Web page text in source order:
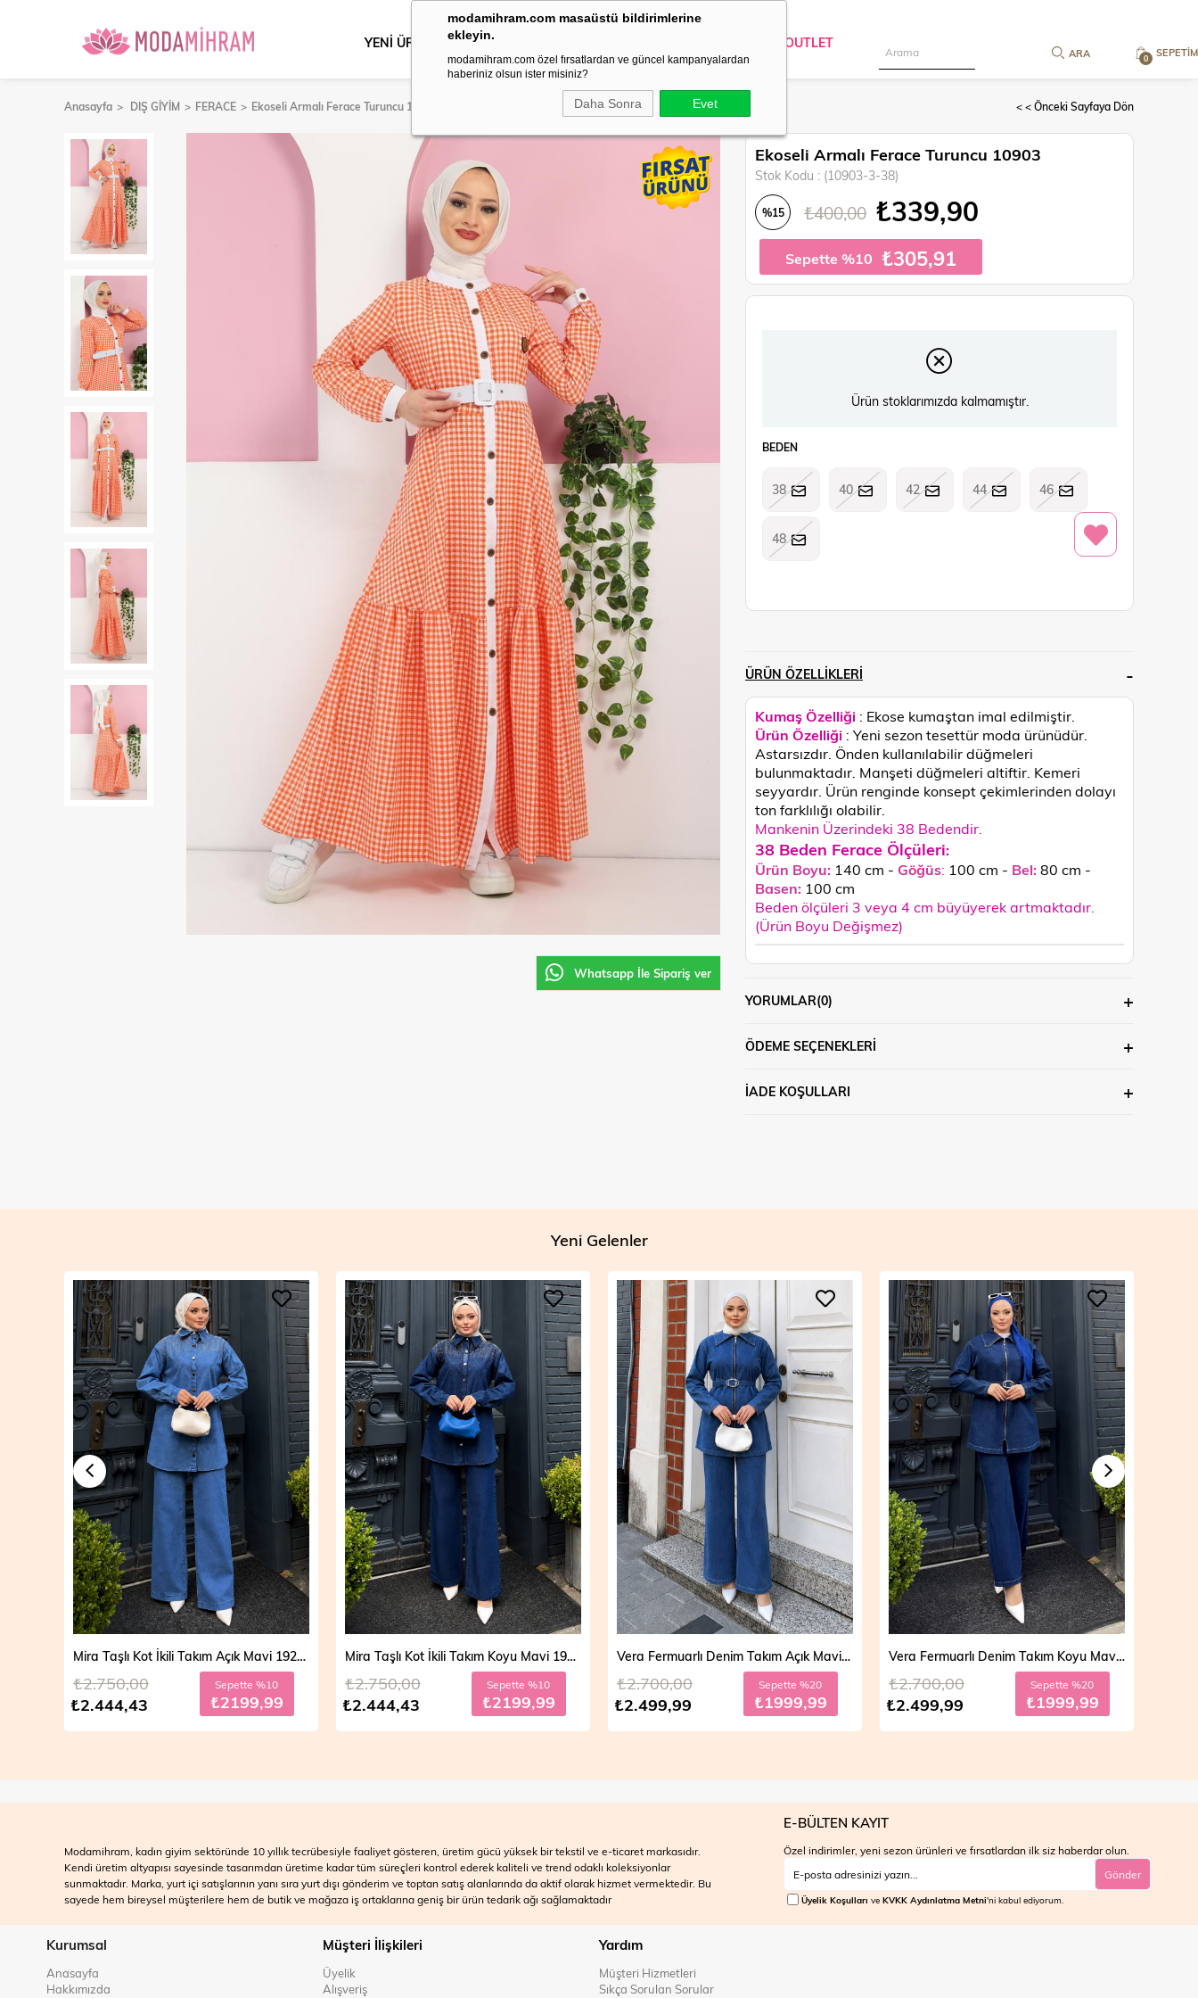
modamihram.com masaüstü bildirimlerine
ekleyin.
modamihram.com özel fırsatlardan ve güncel kampanyalardan
haberiniz olsun ister misiniz?
Daha Sonra Evet
SEPETIM
0
YENİ ÜRÜNLER DIŞ GİYİM OUTLET
Anasayfa DIŞ GİYİM FERACE Ekoseli Armalı Ferace Turuncu 10903 < < Önceki Sayfaya Dön
Whatsapp İle Sipariş ver
Ekoseli Armalı Ferace Turuncu 10903
Stok Kodu (10903-3-38)
%15 ₺400,00 ₺339,90
Sepette %10 ₺305,91
Ürün stoklarımızda kalmamıştır.
BEDEN
38 40 42 44 46
48
ÜRÜN ÖZELLIKLERI
Kumaş Özelliği : Ekose kumaştan imal edilmiştir.
Ürün Özelliği : Yeni sezon tesettür moda ürünüdür.
Astarsızdır. Önden kullanılabilir düğmeleri
bulunmaktadır. Manşeti düğmeleri altiftir. Kemeri
seyyardır. Ürün renginde konsept çekimlerinden dolayı
ton farklılığı olabilir.
Mankenin Üzerindeki 38 Bedendir.
38 Beden Ferace Ölçüleri:
Ürün Boyu: 140 cm - Göğüs: 100 cm - Bel:80 cm -
Basen: 100 cm
Beden ölçüleri 3 veya 4 cm büyüyerek artmaktadır.
(Ürün Boyu Değişmez)
YORUMLAR(0)
ÖDEME SEÇENEKLERI
İADE KOŞULLARI
Yeni Gelenler
Mira Taşlı Kot İkili Takım Koyu Mavi 19286
₺2.444,43
₺2.750,00 Sepette %10
₺2199,99
Vera Fermuarlı Denim Takım Açık Mavi 19298
₺2.499,99
₺2.700,00 Sepette %20
₺1999,99
Vera Fermuarlı Denim Takım Koyu Mavi 19298
₺2.499,99
₺2.700,00 Sepette %20
₺1999,99
Mila Çift Düğmeli Kot Trençkot Açık Mavi 19290
₺3.999,99
₺4.700,00 Sepette %30
₺2799,99
Modamihram, kadın giyim sektöründe 10 yıllık tecrübesiyle faaliyet gösteren, üretim gücü yüksek bir tekstil ve e-ticaret markasıdır.
Kendi üretim altyapısı sayesinde tasarımdan üretime kadar tüm süreçleri kontrol ederek kaliteli ve trend odaklı koleksiyonlar
sunmaktadır. Marka, yurt içi satışlarının yanı sıra yurt dışı gönderim ve toptan satış alanlarında da aktif olarak hizmet vermektedir. Bu
sayede hem bireysel müşterilere hem de butik ve mağaza iş ortaklarına geniş bir ürün tedarik ağı sağlamaktadır
E-BÜLTEN KAYIT
Özel indirimler, yeni sezon ürünleri ve fırsatlardan ilk siz haberdar olun.
Gönder
Üyelik Koşulları ve KVKK Aydınlatma Metni'ni kabul ediyorum.
Kurumsal
Anasayfa
Hakkımızda
Müşteri İlişkileri
Üyelik
Alışveriş
Yardım
Müşteri Hizmetleri
Sıkça Sorulan Sorular